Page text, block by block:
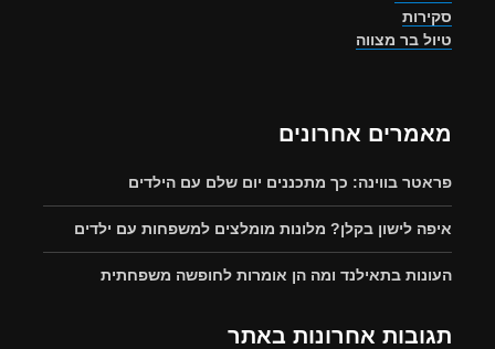
סקירות
טיול בר מצווה
מאמרים אחרונים
פראטר בווינה: כך מתכננים יום שלם עם הילדים
איפה לישון בקלן? מלונות מומלצים למשפחות עם ילדים
העונות בתאילנד ומה הן אומרות לחופשה משפחתית
תגובות אחרונות באתר